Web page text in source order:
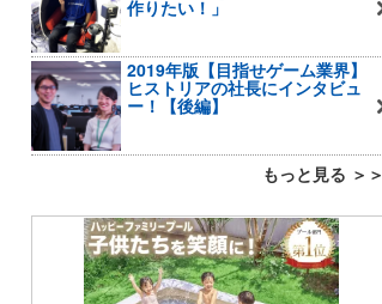
作りたい！」
2019年版【目指せゲーム業界】
ヒストリアの社長にインタビュ
ー！【後編】
もっと見る ＞＞